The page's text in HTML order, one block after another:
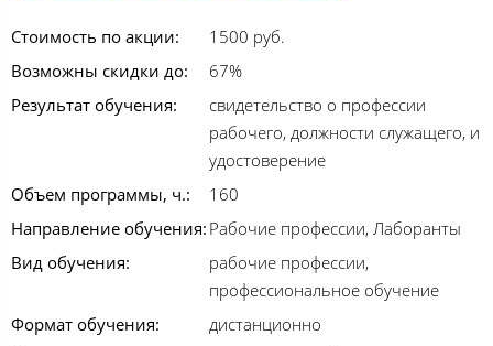
Стоимость по акции:
1500 руб.
Возможны скидки до:
67%
Результат обучения:
свидетельство о профессии
рабочего, должности служащего, и
удостоверение
Объем программы, ч.:
160
Направление обучения: Рабочие профессии, Лаборанты
Вид обучения:
рабочие профессии,
профессиональное обучение
Формат обучения:
дистанционно